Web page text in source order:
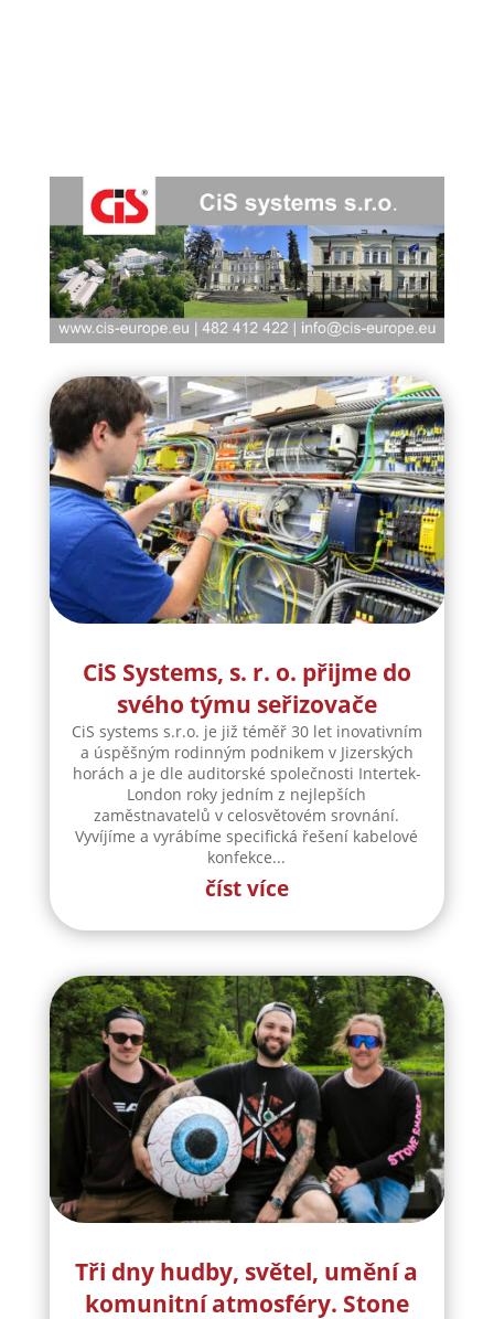
CiS Systems, s. r. o. přijme do
svého týmu seřizovače
CiS systems s.r.o. je již téměř 30 let inovativním
a úspěšným rodinným podnikem v Jizerských
horách a je dle auditorské společnosti Intertek-
London roky jedním z nejlepších
zaměstnavatelů v celosvětovém srovnání.
Vyvíjíme a vyrábíme specifická řešení kabelové
konfekce...
číst více
Tři dny hudby, světel, umění a
komunitní atmosféry. Stone